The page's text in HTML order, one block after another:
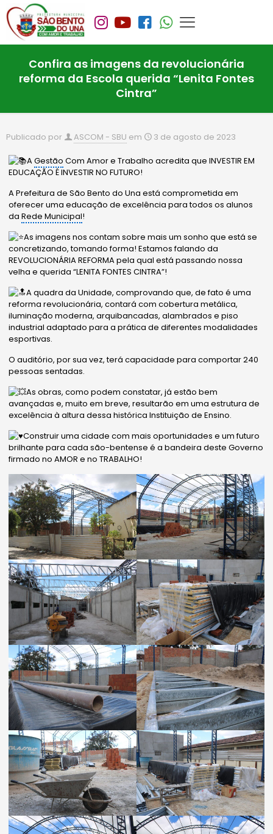
Confira as imagens da revolucionária
reforma da Escola querida “Lenita Fontes
Cintra”
Publicado por ASCOM - SBU em 3 de agosto de 2023
AGestão Com Amor e Trabalho acredita que INVESTIR EM
EDUCAÇÃO É INVESTIR NO FUTURO!
A Prefeitura de São Bento do Una está comprometida em
oferecer uma educação de excelência para todos os alunos
daRede Municipal!
As imagens nos contam sobre mais um sonho que está se
concretizando, tomando forma! Estamos falando da
REVOLUCIONÁRIA REFORMA pela qual está passando nossa
velha e querida “LENITA FONTES CINTRA”!
Aquadra da Unidade, comprovando que, de fato é uma
reforma revolucionária, contará com cobertura metálica,
iluminação moderna, arquibancadas, alambrados e piso
industrial adaptado para a prática de diferentes modalidades
esportivas.
O auditório, por sua vez, terá capacidade para comportar 240
pessoas sentadas.
As obras, como podem constatar, já estão bem
avançadas e, muito em breve, resultarão em uma estrutura de
excelência à altura dessa histórica Instituição de Ensino.
Construir uma cidade com mais oportunidades e um futuro
brilhante para cada são-bentense é a bandeira deste Governo
firmado no AMOR e no TRABALHO!